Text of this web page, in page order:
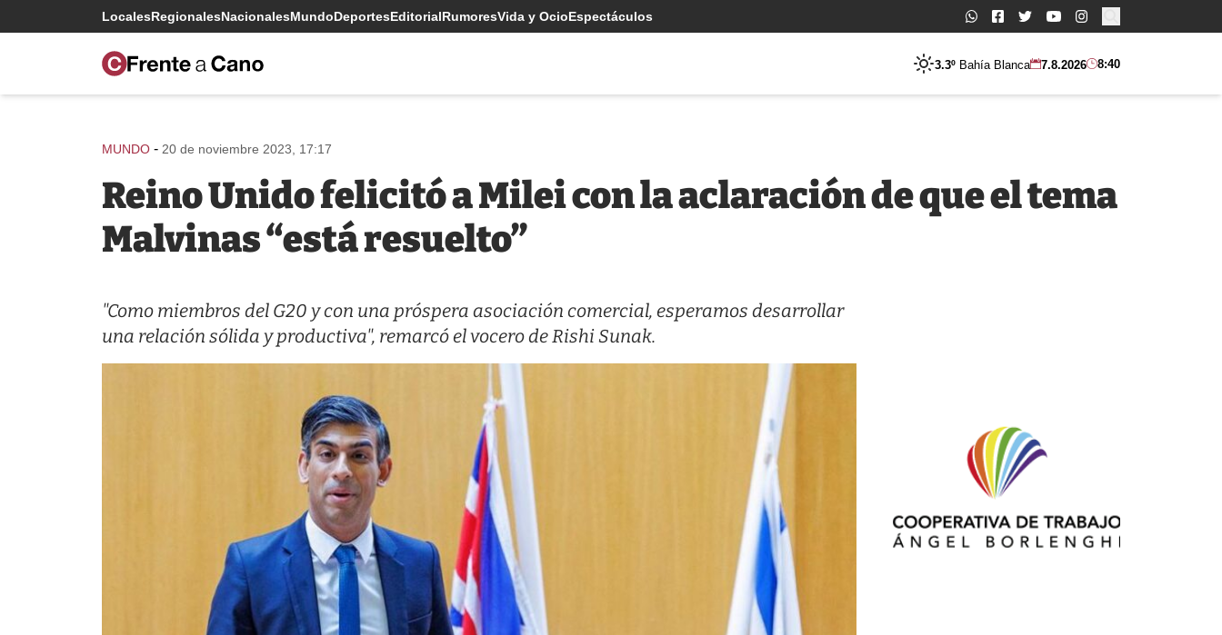
LocalesRegionalesNacionalesMundoDeportesEditorialRumoresVida y OcioEspectáculos Buscar:
3.3º Bahía Blanca 7.8.2026 8:40
MUNDO - 20 de noviembre 2023, 17:17
Reino Unido felicitó a Milei con la aclaración de que el tema
Malvinas “está resuelto”
"Como miembros del G20 y con una próspera asociación comercial, esperamos desarrollar
una relación sólida y productiva", remarcó el vocero de Rishi Sunak.